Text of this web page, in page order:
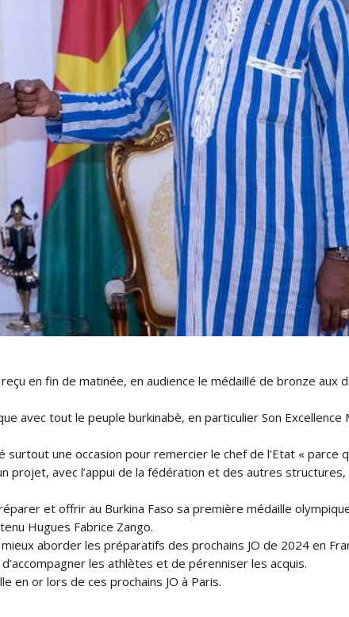
en fin de matinée, en audience le médaillé de bronze aux
avec tout le peuple burkinabè, en particulier Son Excellence
une occasion pour remercier le chef de l’Etat « parce
projet, avec l’appui de la fédération et des autres
et offrir au Burkina Faso sa première médaille
Hugues Fabrice Zango.
aborder les préparatifs des prochains JO de 2024 en
les athlètes et de pérenniser les acquis.
en or lors de ces prochains JO à Paris.